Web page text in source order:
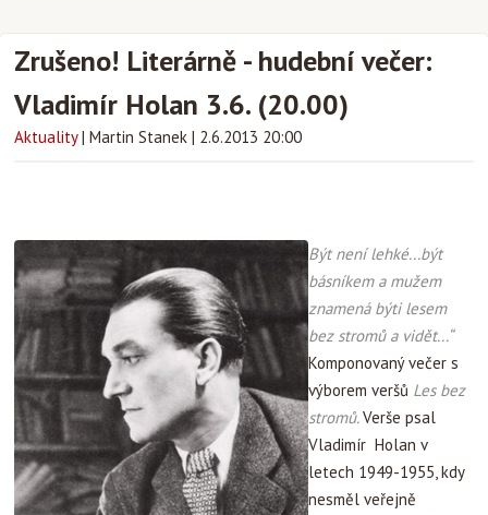
Zrušeno! Literárně - hudební večer:
Vladimír Holan 3.6. (20.00)
Aktuality | Martin Stanek | 2.6.2013 20:00
Být není lehké...být
básníkem a mužem
znamená býti lesem
bez stromů a vidět...“
Komponovaný večer s
výborem veršů Les bez
stromů.Verše psal
Vladimír Holan v
letech 1949-1955, kdy
nesměl veřejně